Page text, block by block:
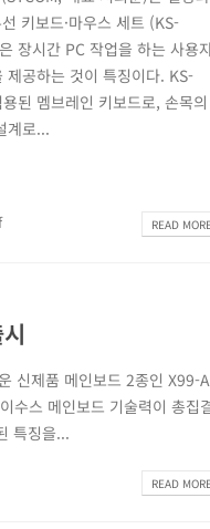
키보드·마우스 세트 (KS-
장시간 PC 작업을 하는 사용
제공하는 것이 특징이다. KS-
된 멤브레인 키보드로, 손목
계로...
READ
신제품 메인보드 2종인 X99-A
스 메인보드 기술력이 총집
특징을...
READ